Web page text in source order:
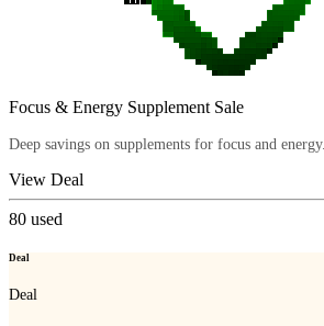
Focus & Energy Supplement Sale
Deep savings on supplements for focus and energy.
View Deal
80 used
Deal
Deal